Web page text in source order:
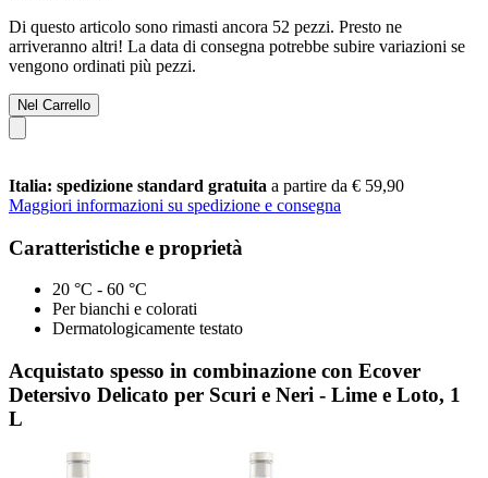
Di questo articolo sono rimasti ancora 52 pezzi. Presto ne
arriveranno altri! La data di consegna potrebbe subire variazioni se
vengono ordinati più pezzi.
Nel Carrello
Italia: spedizione standard gratuita a partire da € 59,90
Maggiori informazioni su spedizione e consegna
Caratteristiche e proprietà
20 °C - 60 °C
Per bianchi e colorati
Dermatologicamente testato
Acquistato spesso in combinazione con Ecover
Detersivo Delicato per Scuri e Neri - Lime e Loto, 1
L